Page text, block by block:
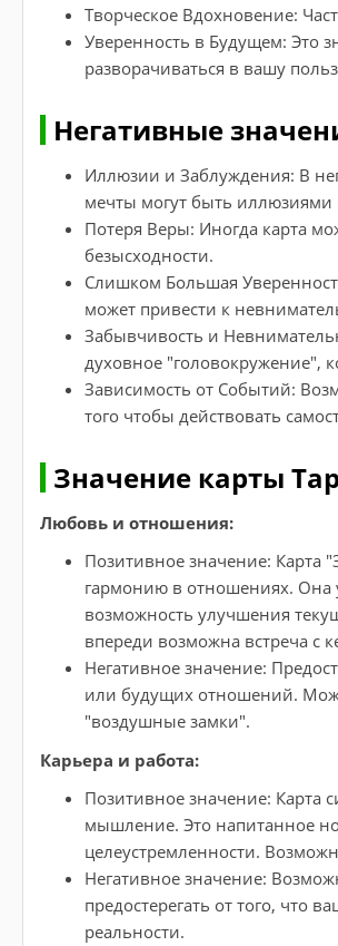
Творческое Вдохновение:
Уверенность в Будущем: Это
разворачиваться в вашу
Негативные
Иллюзии и Заблуждения: В
мечты могут быть
Потеря Веры: Иногда карта
безысходности.
Слишком Большая
может привести к
Забывчивость и
духовное "головокружение",
Зависимость от Событий:
того чтобы действовать
Значение карты
Любовь и отношения:
Позитивное значение: Карта
гармонию в отношениях. Она
возможность улучшения
впереди возможна встреча с
Негативное значение:
или будущих отношений.
"воздушные замки".
Карьера и работа:
Позитивное значение: Карта
мышление. Это напитанное
целеустремленности.
Негативное значение:
предостерегать от того,
реальности.